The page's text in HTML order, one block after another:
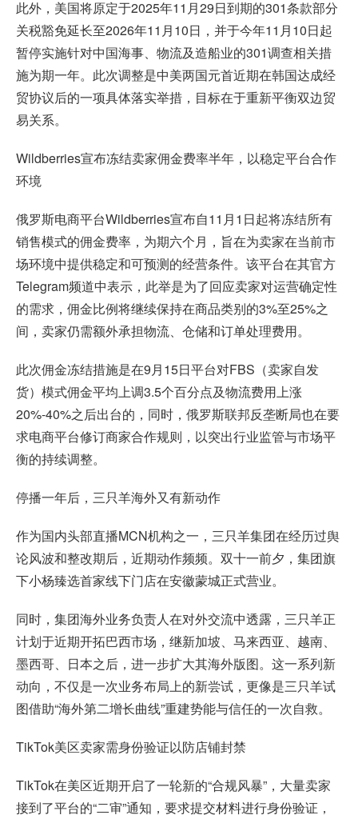
此外，美国将原定于2025年11月29日到期的301条款部分
关税豁免延长至2026年11月10日，并于今年11月10日起
暂停实施针对中国海事、物流及造船业的301调查相关措
施为期一年。此次调整是中美两国元首近期在韩国达成经
贸协议后的一项具体落实举措，目标在于重新平衡双边贸
易关系。
Wildberries宣布冻结卖家佣金费率半年，以稳定平台合作
环境
俄罗斯电商平台Wildberries宣布自11月1日起将冻结所有
销售模式的佣金费率，为期六个月，旨在为卖家在当前市
场环境中提供稳定和可预测的经营条件。该平台在其官方
Telegram频道中表示，此举是为了回应卖家对运营确定性
的需求，佣金比例将继续保持在商品类别的3%至25%之
间，卖家仍需额外承担物流、仓储和订单处理费用。
此次佣金冻结措施是在9月15日平台对FBS（卖家自发
货）模式佣金平均上调3.5个百分点及物流费用上涨
20%-40%之后出台的，同时，俄罗斯联邦反垄断局也在要
求电商平台修订商家合作规则，以突出行业监管与市场平
衡的持续调整。
停播一年后，三只羊海外又有新动作
作为国内头部直播MCN机构之一，三只羊集团在经历过舆
论风波和整改期后，近期动作频频。双十一前夕，集团旗
下小杨臻选首家线下门店在安徽蒙城正式营业。
同时，集团海外业务负责人在对外交流中透露，三只羊正
计划于近期开拓巴西市场，继新加坡、马来西亚、越南、
墨西哥、日本之后，进一步扩大其海外版图。这一系列新
动向，不仅是一次业务布局上的新尝试，更像是三只羊试
图借助“海外第二增长曲线”重建势能与信任的一次自救。
TikTok美区卖家需身份验证以防店铺封禁
TikTok在美区近期开启了一轮新的“合规风暴”，大量卖家
接到了平台的“二审”通知，要求提交材料进行身份验证，